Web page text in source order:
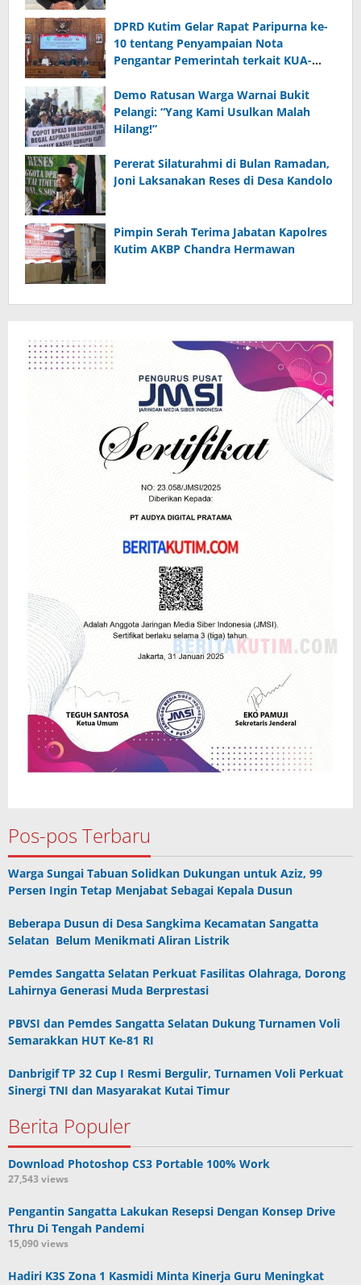
DPRD Kutim Gelar Rapat Paripurna ke-
10 tentang Penyampaian Nota
Pengantar Pemerintah terkait KUA-
Demo Ratusan Warga Warnai Bukit
Pelangi: “Yang Kami Usulkan Malah
Hilang!”
Pererat Silaturahmi di Bulan Ramadan,
Joni Laksanakan Reses di Desa Kandolo
Pimpin Serah Terima Jabatan Kapolres
Kutim AKBP Chandra Hermawan
Pos-pos Terbaru
Warga Sungai Tabuan Solidkan Dukungan untuk Aziz, 99
Persen Ingin Tetap Menjabat Sebagai Kepala Dusun
Beberapa Dusun di Desa Sangkima Kecamatan Sangatta
Selatan Belum Menikmati Aliran Listrik
Pemdes Sangatta Selatan Perkuat Fasilitas Olahraga, Dorong
Lahirnya Generasi Muda Berprestasi
PBVSI dan Pemdes Sangatta Selatan Dukung Turnamen Voli
Semarakkan HUT Ke-81 RI
Danbrigif TP 32 Cup I Resmi Bergulir, Turnamen Voli Perkuat
Sinergi TNI dan Masyarakat Kutai Timur
Berita Populer
Download Photoshop CS3 Portable 100% Work
27,543 views
Pengantin Sangatta Lakukan Resepsi Dengan Konsep Drive
Thru Di Tengah Pandemi
15,090 views
Hadiri K3S Zona 1 Kasmidi Minta Kinerja Guru Meningkat